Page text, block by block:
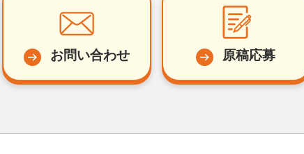
お問い合わせ 原稿応募